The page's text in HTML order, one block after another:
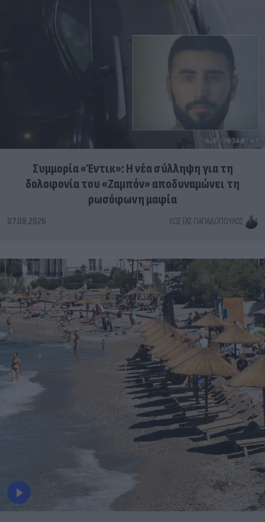
Συμμορία «Έντικ»: Η νέα σύλληψη για τη
δολοφονία του «Ζαμπόν» αποδυναμώνει τη
ρωσόφωνη μαφία
07.08.2026 ΚΏΣΤΑΣ ΠΑΠΑΔΌΠΟΥΛΟΣ